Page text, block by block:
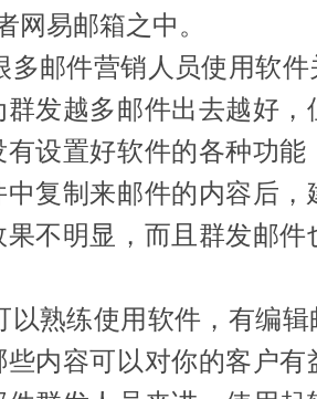
网易邮箱之中。
邮件营销人员使用软件
群发越多邮件出去越好
设置好软件的各种功
中复制来邮件的内容后
不明显，而且群发邮
熟练使用软件，有编辑
内容可以对你的客户